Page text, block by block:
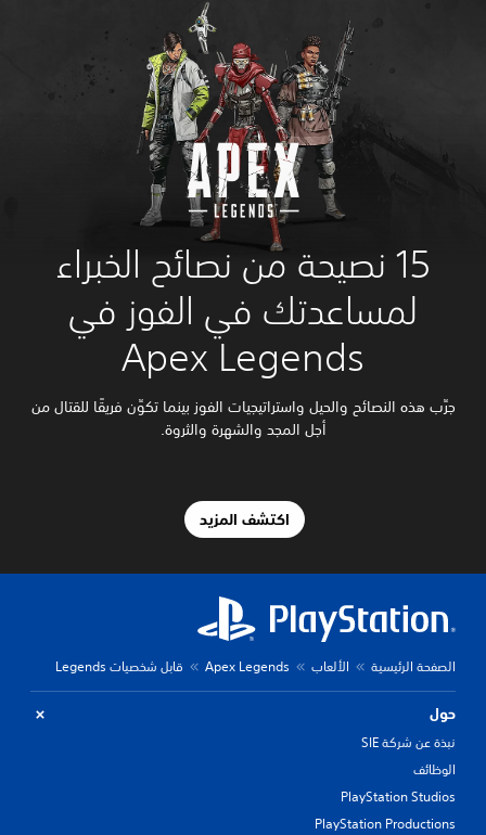
15 نصيحة من نصائح الخبراء
لمساعدتك في الفوز في
Apex Legends
جرِّب هذه النصائح والحيل واستراتيجيات الفوز بينما تكوِّن فريقًا للقتال من
أجل المجد والشهرة والثروة.
اكتشف المزيد
الصفحة الرئيسية الألعاب Apex Legends قابل شخصيات Legends
حول
نبذة عن شركة SIE
الوظائف
PlayStation Studios
PlayStation Productions